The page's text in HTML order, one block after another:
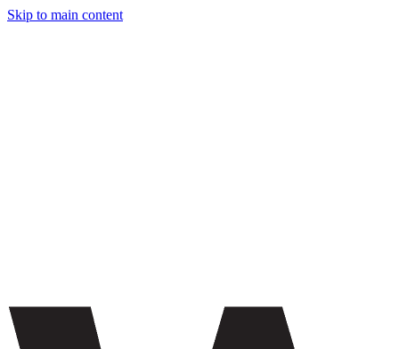
Skip to main content